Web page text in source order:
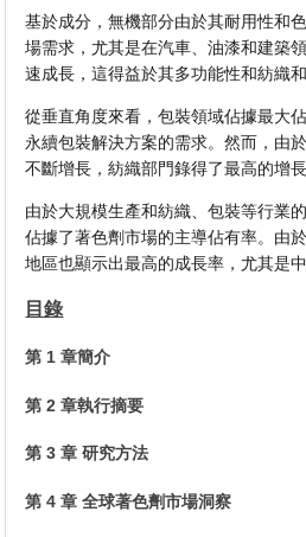
基於成分，無機部分由於其耐用性和
場需求，尤其是在汽車、油漆和建築
速成長，這得益於其多功能性和紡織
從垂直角度來看，包裝領域佔據最大
永續包裝解決方案的需求。然而，由
不斷增長，紡織部門錄得了最高的增長
由於大規模生產和紡織、包裝等行業
佔據了著色劑市場的主導佔有率。由
地區也顯示出最高的成長率，尤其是
目錄
第 1 章簡介
第 2 章執行摘要
第 3 章 研究方法
第 4 章 全球著色劑市場洞察